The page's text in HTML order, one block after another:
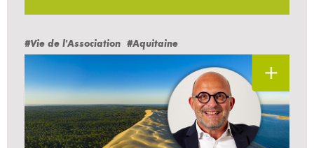
#Vie de l'Association #Aquitaine